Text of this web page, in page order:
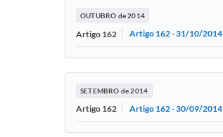
OUTUBRO de 2014
Artigo 162 Artigo 162 - 31/10/2014
SETEMBRO de 2014
Artigo 162 Artigo 162 - 30/09/2014